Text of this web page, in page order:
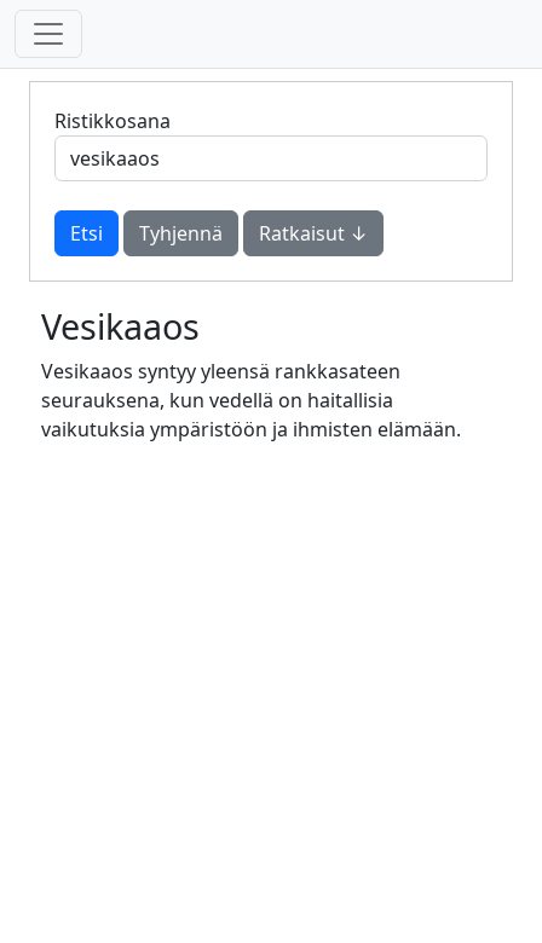
Ristikkosana
Tyhjennä Ratkaisut ↓
Vesikaaos
Vesikaaos syntyy yleensä rankkasateen
seurauksena, kun vedellä on haitallisia
vaikutuksia ympäristöön ja ihmisten elämään.